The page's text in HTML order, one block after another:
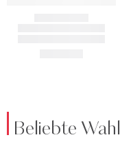
Beliebte Wahl